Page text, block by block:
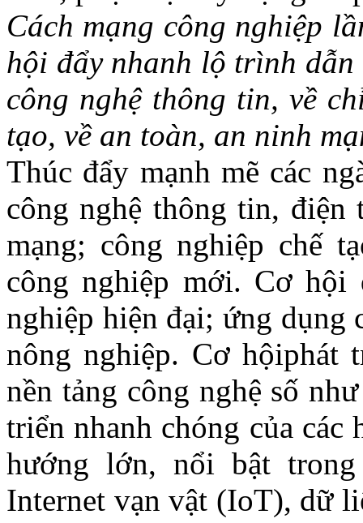
Cách mạng công nghiệp
hội đẩy nhanh lộ trình dẫn
công nghệ thông tin, về
tạo, về an toàn, an ninh
Thúc đẩy mạnh mẽ các
công nghệ thông tin,
mạng; công nghiệp chế
công nghiệp mới. Cơ hội
nghiệp hiện đại; ứng dụng
nông nghiệp. Cơ hộiphát
nền tảng công nghệ số
triển nhanh chóng của
hướng lớn, nổi bật
Internet vạn vật (IoT), dữ